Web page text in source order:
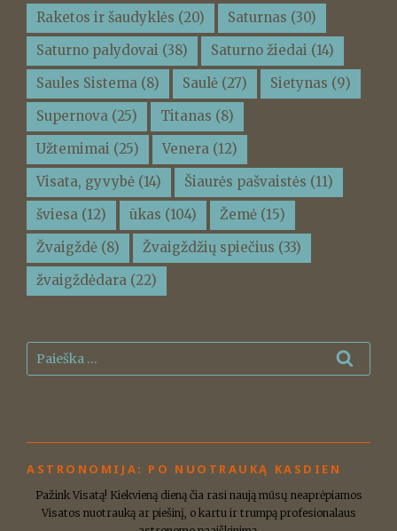
Raketos ir šaudyklės (20) Saturnas (30)
Saturno palydovai (38) Saturno žiedai (14)
Saules Sistema (8) Saulė (27) Sietynas (9)
Supernova (25) Titanas (8)
Užtemimai (25) Venera (12)
Visata, gyvybė (14) Šiaurės pašvaistės (11)
šviesa (12) ūkas (104) Žemė (15)
Žvaigždė (8) Žvaigždžių spiečius (33)
žvaigždėdara (22)
Ieškoti:
ASTRONOMIJA: PO NUOTRAUKĄ KASDIEN
Pažink Visatą! Kiekvieną dieną čia rasi naują mūsų neaprėpiamos
Visatos nuotrauką ar piešinį, o kartu ir trumpą profesionalaus